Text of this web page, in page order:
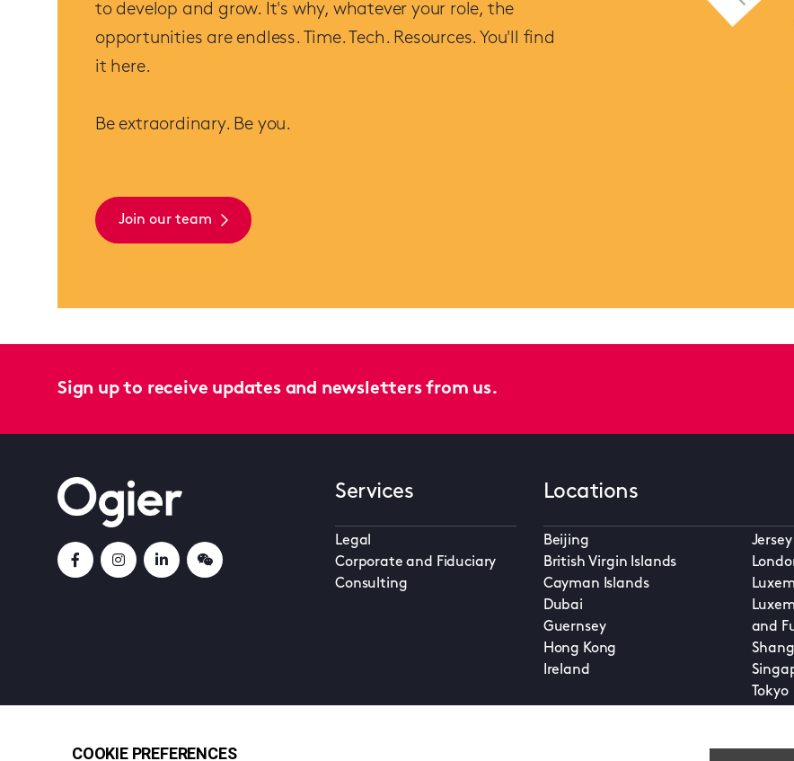
to develop and grow. It's why, whatever your role, the
opportunities are endless. Time. Tech. Resources. You'll find
it here.
Be extraordinary. Be you.
Join our team
Sign up to receive updates and newsletters from us.
Services
Legal
Corporate and Fiduciary
Consulting
Locations
Beijing
British Virgin Islands
Cayman Islands
Dubai
Guernsey
Hong Kong
Ireland
Jersey
and
Tokyo